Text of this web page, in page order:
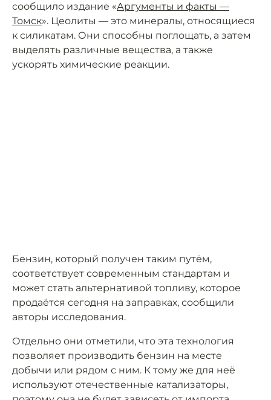
сообщило издание «Аргументы и факты —
Томск». Цеолиты — это минералы, относящиеся
к силикатам. Они способны поглощать, а затем
выделять различные вещества, а также
ускорять химические реакции.
Бензин, который получен таким путём,
соответствует современным стандартам и
может стать альтернативой топливу, которое
продаётся сегодня на заправках, сообщили
авторы исследования.
Отдельно они отметили, что эта технология
позволяет производить бензин на месте
добычи или рядом с ним. К тому же для неё
используют отечественные катализаторы,